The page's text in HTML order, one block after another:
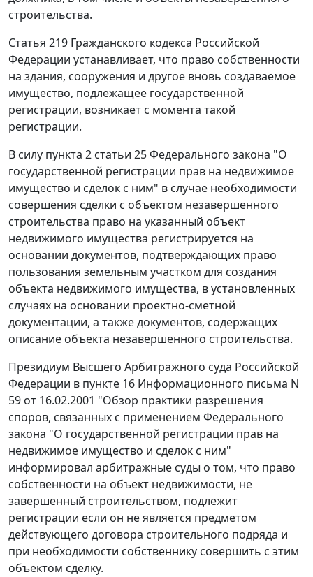
строительства.
Статья 219 Гражданского кодекса Российской
Федерации устанавливает, что право собственности
на здания, сооружения и другое вновь создаваемое
имущество, подлежащее государственной
регистрации, возникает с момента такой
регистрации.
В силу пункта 2 статьи 25Федерального закона "О
государственной регистрации прав на недвижимое
имущество и сделок с ним" в случае необходимости
совершения сделки с объектом незавершенного
строительства право на указанный объект
недвижимого имущества регистрируется на
основании документов, подтверждающих право
пользования земельным участком для создания
объекта недвижимого имущества, в установленных
случаях на основании проектно-сметной
документации, а также документов, содержащих
описание объекта незавершенного строительства.
Президиум Высшего Арбитражного суда Российской
Федерации в пункте 16 Информационного письма N
59 от 16.02.2001 "Обзор практики разрешения
споров, связанных с применением Федерального
закона "О государственной регистрации прав на
недвижимое имущество и сделок с ним"
информировал арбитражные суды о том, что право
собственности на объект недвижимости, не
завершенный строительством, подлежит
регистрации если он не является предметом
действующего договора строительного подряда и
при необходимости собственнику совершить с этим
объектом сделку.